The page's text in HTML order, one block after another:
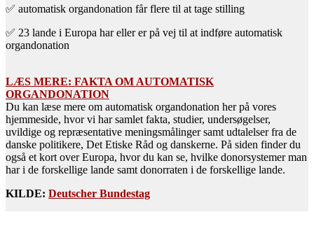
✅ automatisk organdonation får flere til at tage stilling
✅ 23 lande i Europa har eller er på vej til at indføre automatisk
organdonation
LÆS MERE: FAKTA OM AUTOMATISK
ORGANDONATION
Du kan læse mere om automatisk organdonation her på vores
hjemmeside, hvor vi har samlet fakta, studier, undersøgelser,
uvildige og repræsentative meningsmålinger samt udtalelser fra de
danske politikere, Det Etiske Råd og danskerne. På siden finder du
også et kort over Europa, hvor du kan se, hvilke donorsystemer man
har i de forskellige lande samt donorraten i de forskellige lande.
KILDE: Deutscher Bundestag